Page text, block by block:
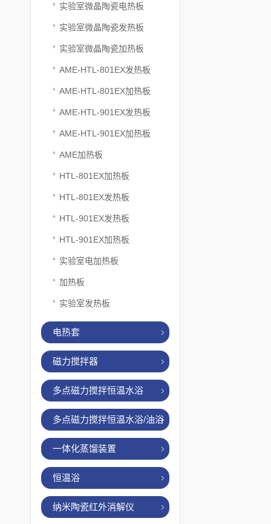
实验室微晶陶瓷电热板
实验室微晶陶瓷发热板
实验室微晶陶瓷加热板
AME-HTL-801EX发热板
AME-HTL-801EX加热板
AME-HTL-901EX发热板
AME-HTL-901EX加热板
AME加热板
HTL-801EX加热板
HTL-801EX发热板
HTL-901EX发热板
HTL-901EX加热板
实验室电加热板
加热板
实验室发热板
电热套
磁力搅拌器
多点磁力搅拌恒温水浴
多点磁力搅拌恒温水浴/油浴
一体化蒸馏装置
恒温浴
纳米陶瓷红外消解仪